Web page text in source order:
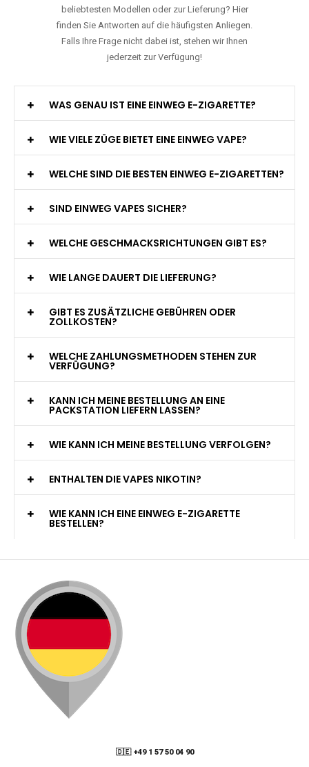
beliebtesten Modellen oder zur Lieferung? Hier
finden Sie Antworten auf die häufigsten Anliegen.
Falls Ihre Frage nicht dabei ist, stehen wir Ihnen
jederzeit zur Verfügung!
WAS GENAU IST EINE EINWEG E-ZIGARETTE?
WIE VIELE ZÜGE BIETET EINE EINWEG VAPE?
WELCHE SIND DIE BESTEN EINWEG E-ZIGARETTEN?
SIND EINWEG VAPES SICHER?
WELCHE GESCHMACKSRICHTUNGEN GIBT ES?
WIE LANGE DAUERT DIE LIEFERUNG?
GIBT ES ZUSÄTZLICHE GEBÜHREN ODER
ZOLLKOSTEN?
WELCHE ZAHLUNGSMETHODEN STEHEN ZUR
VERFÜGUNG?
KANN ICH MEINE BESTELLUNG AN EINE
PACKSTATION LIEFERN LASSEN?
WIE KANN ICH MEINE BESTELLUNG VERFOLGEN?
ENTHALTEN DIE VAPES NIKOTIN?
WIE KANN ICH EINE EINWEG E-ZIGARETTE
BESTELLEN?
🇩🇪 +49 1 57 50 04 90